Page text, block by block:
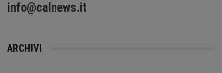
info@calnews.it
ARCHIVI